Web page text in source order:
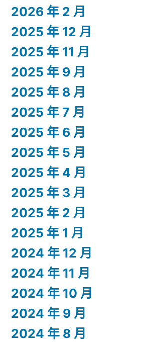
2026 年 2 月
2025 年 12 月
2025 年 11 月
2025 年 9 月
2025 年 8 月
2025 年 7 月
2025 年 6 月
2025 年 5 月
2025 年 4 月
2025 年 3 月
2025 年 2 月
2025 年 1 月
2024 年 12 月
2024 年 11 月
2024 年 10 月
2024 年 9 月
2024 年 8 月